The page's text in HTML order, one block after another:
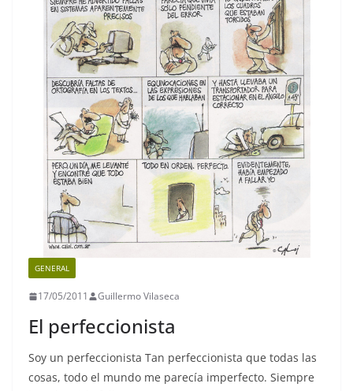
GENERAL
17/05/2011 Guillermo Vilaseca
El perfeccionista
Soy un perfeccionista Tan perfeccionista que todas las
cosas, todo el mundo me parecía imperfecto. Siempre